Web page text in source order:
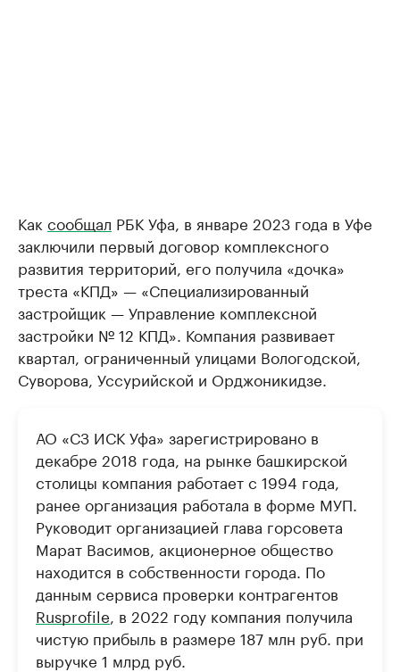
Как сообщал РБК Уфа, в январе 2023 года в Уфе
заключили первый договор комплексного
развития территорий, его получила «дочка»
треста «КПД» — «Специализированный
застройщик — Управление комплексной
застройки № 12 КПД». Компания развивает
квартал, ограниченный улицами Вологодской,
Суворова, Уссурийской и Орджоникидзе.
АО «СЗ ИСК Уфа» зарегистрировано в
декабре 2018 года, на рынке башкирской
столицы компания работает с 1994 года,
ранее организация работала в форме МУП.
Руководит организацией глава горсовета
Марат Васимов, акционерное общество
находится в собственности города. По
данным сервиса проверки контрагентов
Rusprofile , в 2022 году компания получила
чистую прибыль в размере 187 млн руб. при
выручке 1 млрд руб.